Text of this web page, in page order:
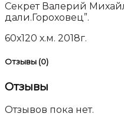
Секрет Валерий
дали.Гороховец”.
60х120 х.м. 2018г.
Отзывы (0)
Отзывы
Отзывов пока нет.